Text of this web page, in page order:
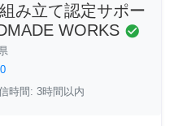
組み立て認定サポー
WORKS check_circle
0
時間: 3時間以内